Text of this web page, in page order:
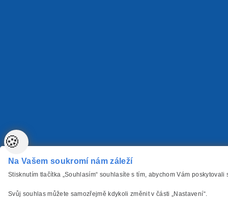
🍪
Na Vašem soukromí nám záleží
Stisknutím tlačítka „Souhlasím“ souhlasíte s tím, abychom Vám
Svůj souhlas můžete samozřejmě kdykoli změnit v části „Nastavení“.